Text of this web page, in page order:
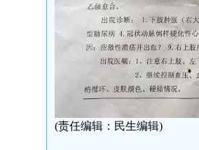
(责任编辑：民生编辑)